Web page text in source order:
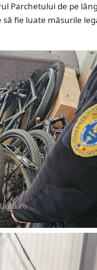
Parchetului de pe
fie luate măsurile